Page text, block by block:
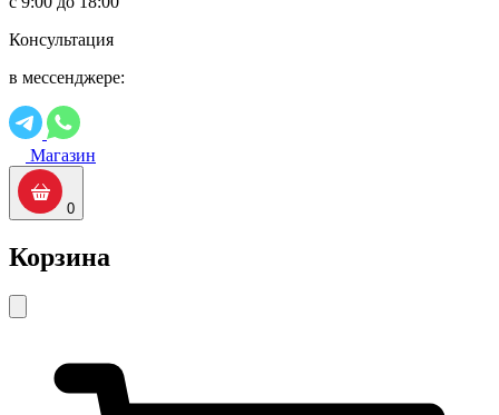
Консультация
в мессенджере:
Магазин
0
Корзина